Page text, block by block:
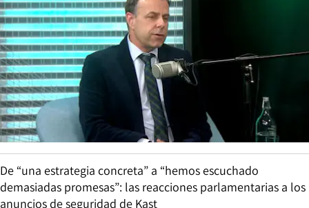
De “una estrategia concreta” a “hemos escuchado
demasiadas promesas”: las reacciones parlamentarias a los
anuncios de seguridad de Kast